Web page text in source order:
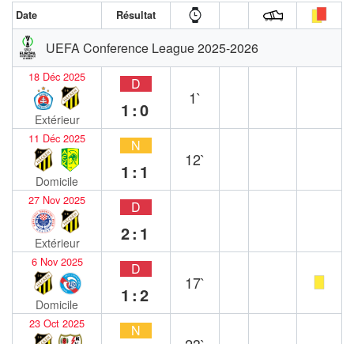
Date Résultat
UEFA Conference League 2025-2026
18 Déc 2025
Extérieur
D
1:0
1`
11 Déc 2025
Domicile
N
1:1
12`
27 Nov 2025
Extérieur
D
2:1
6 Nov 2025
Domicile
D
1:2
17`
23 Oct 2025 N